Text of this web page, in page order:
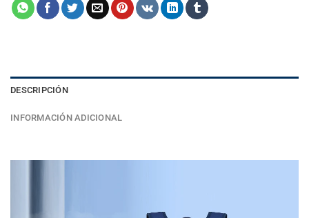
DESCRIPCIÓN
INFORMACIÓN ADICIONAL